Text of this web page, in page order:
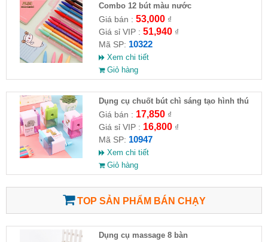
Combo 12 bút màu nước
Giá bán : 53,000₫
Giá sỉ VIP : 51,940₫
Mã SP: 10322
Xem chi tiết
Giỏ hàng
Dụng cụ chuốt bút chì sáng tạo hình thú
8x4x5cm
Giá bán : 17,850₫
Giá sỉ VIP : 16,800₫
Mã SP: 10947
Xem chi tiết
Giỏ hàng
TOP SẢN PHẨM BÁN CHẠY
Dụng cụ massage 8 bàn